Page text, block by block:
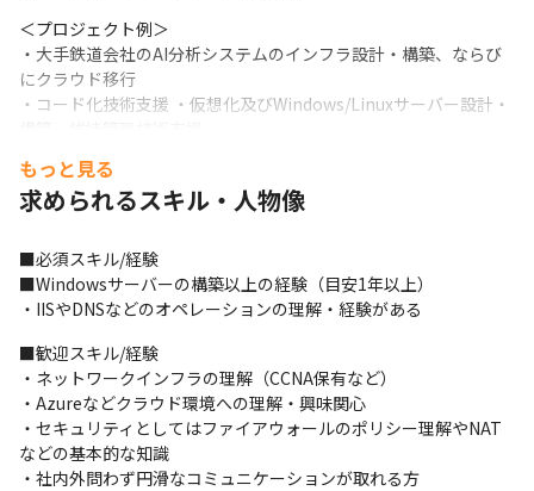
＜プロジェクト例＞
・大手鉄道会社のAI分析システムのインフラ設計・構築、ならび
にクラウド移行
・コード化技術支援 ・仮想化及びWindows/Linuxサーバー設計・
管理技術支援
・オンプレミスからクラウド(AWS/Azure)へのリフト＆シフト技
・VMwareなどの仮想環境における設計・構築・維持管理技術支援
・Cisco/F5/A10/Fortinet/PaloAltoなどNW機器の設計・構築・維
持管理技術支援 　　…など
もっと見る
求められるスキル・人物像
■必須スキル/経験
■Windowsサーバーの構築以上の経験（目安1年以上）
・IISやDNSなどのオペレーションの理解・経験がある
■歓迎スキル/経験
・ネットワークインフラの理解（CCNA保有など）
・Azureなどクラウド環境への理解・興味関心
・セキュリティとしてはファイアウォールのポリシー理解やNAT
などの基本的な知識
・社内外問わず円滑なコミュニケーションが取れる方